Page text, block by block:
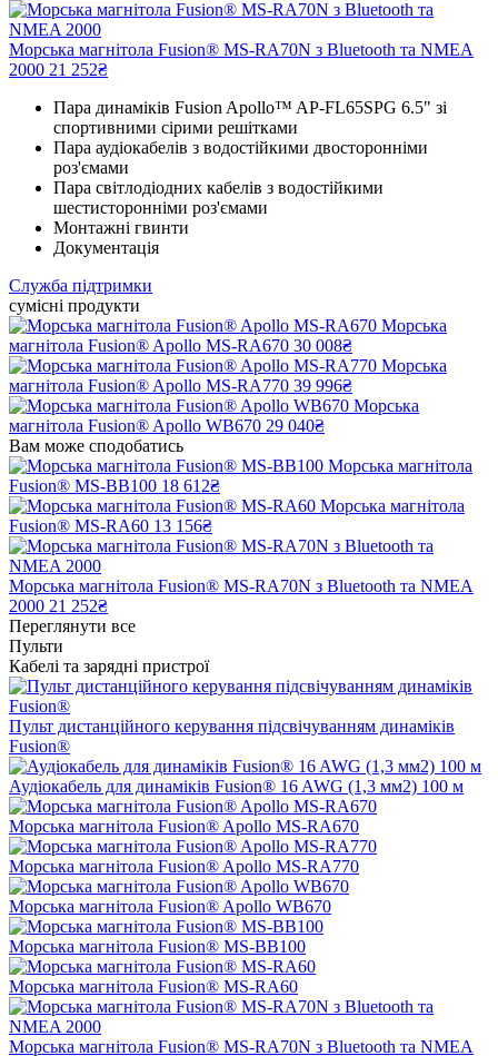
Морська магнітола Fusion® MS-RA70N з Bluetooth та NMEA
2000 21 252₴
Пара динаміків Fusion Apollo™ AP-FL65SPG 6.5" зі
спортивними сірими решітками
Пара аудіокабелів з водостійкими двосторонніми
роз'ємами
Пара світлодіодних кабелів з водостійкими
шестисторонніми роз'ємами
Монтажні гвинти
Документація
Служба підтримки
сумісні продукти
Морська
магнітола Fusion® Apollo MS-RA670 30 008₴
Морська
магнітола Fusion® Apollo MS-RA770 39 996₴
Морська
магнітола Fusion® Apollo WB670 29 040₴
Вам може сподобатись
Морська магнітола
Fusion® MS-BB100 18 612₴
Морська магнітола
Fusion® MS-RA60 13 156₴
Морська магнітола Fusion® MS-RA70N з Bluetooth та NMEA
2000 21 252₴
Переглянути все
Пульти
Кабелі та зарядні пристрої
Пульт дистанційного керування підсвічуванням динаміків
Fusion®
Аудіокабель для динаміків Fusion® 16 AWG (1,3 мм2) 100 м
Морська магнітола Fusion® Apollo MS-RA670
Морська магнітола Fusion® Apollo MS-RA770
Морська магнітола Fusion® Apollo WB670
Морська магнітола Fusion® MS-BB100
Морська магнітола Fusion® MS-RA60
Морська магнітола Fusion® MS-RA70N з Bluetooth та NMEA